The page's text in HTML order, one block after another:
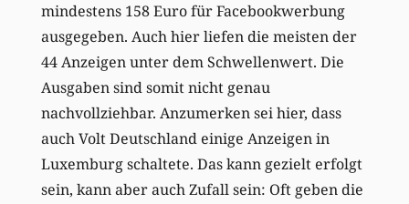
mindestens 158 Euro für Facebookwerbung
ausgegeben. Auch hier liefen die meisten der
44 Anzeigen unter dem Schwellenwert. Die
Ausgaben sind somit nicht genau
nachvollziehbar. Anzumerken sei hier, dass
auch Volt Deutschland einige Anzeigen in
Luxemburg schaltete. Das kann gezielt erfolgt
sein, kann aber auch Zufall sein: Oft geben die